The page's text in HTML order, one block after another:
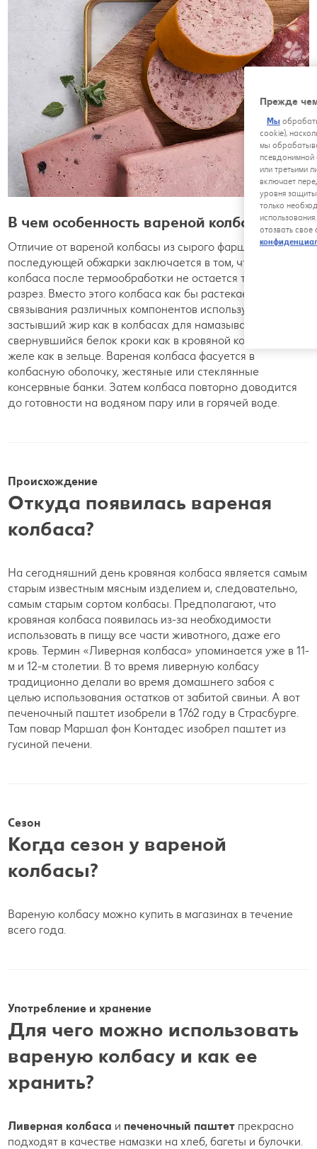
В чем особенность вареной колбасы
Отличие от вареной колбасы из сырого фарша для
последующей обжарки заключается в том, что вареная
колбаса после термообработки не остается твердой на
разрез. Вместо этого колбаса как бы растекается. Для
связывания различных компонентов используется
застывший жир как в колбасах для намазывания,
свернувшийся белок кроки как в кровяной колбасе или
желе как в зельце. Вареная колбаса фасуется в
колбасную оболочку, жестяные или стеклянные
консервные банки. Затем колбаса повторно доводится
до готовности на водяном пару или в горячей воде.
Происхождение
Откуда появилась вареная
колбаса?
На сегодняшний день кровяная колбаса является самым
старым известным мясным изделием и, следовательно,
самым старым сортом колбасы. Предполагают, что
кровяная колбаса появилась из-за необходимости
использовать в пищу все части животного, даже его
кровь. Термин «Ливерная колбаса» упоминается уже в 11-
м и 12-м столетии. В то время ливерную колбасу
традиционно делали во время домашнего забоя с
целью использования остатков от забитой свиньи. А вот
печеночный паштет изобрели в 1762 году в Страсбурге.
Там повар Маршал фон Контадес изобрел паштет из
гусиной печени.
Сезон
Когда сезон у вареной
колбасы?
Вареную колбасу можно купить в магазинах в течение
всего года.
Употребление и хранение
Для чего можно использовать
вареную колбасу и как ее
хранить?
Ливерная колбаса и печеночный паштет прекрасно
подходят в качестве намазки на хлеб, багеты и булочки.
Прежде
Мы
cookie),
мы
псевдонимной
или третьими
включает
уровня
только
отозвать